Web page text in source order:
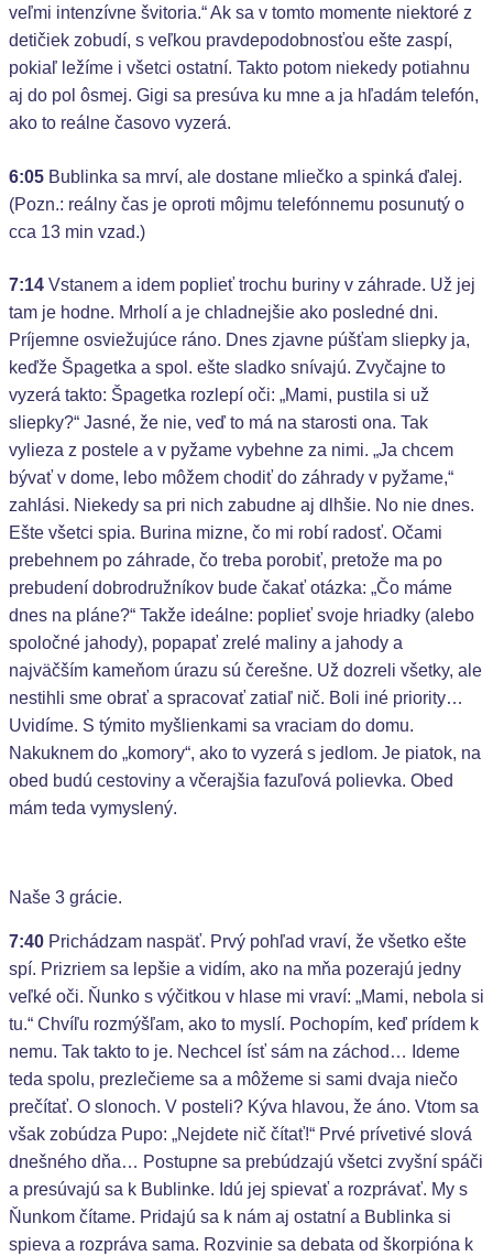
veľmi intenzívne švitoria.“ Ak sa v tomto momente niektoré z
detičiek zobudí, s veľkou pravdepodobnosťou ešte zaspí,
pokiaľ ležíme i všetci ostatní. Takto potom niekedy potiahnu
aj do pol ôsmej. Gigi sa presúva ku mne a ja hľadám telefón,
ako to reálne časovo vyzerá.
6:05 Bublinka sa mrví, ale dostane mliečko a spinká ďalej.
(Pozn.: reálny čas je oproti môjmu telefónnemu posunutý o
cca 13 min vzad.)
7:14 Vstanem a idem poplieť trochu buriny v záhrade. Už jej
tam je hodne. Mrholí a je chladnejšie ako posledné dni.
Príjemne osviežujúce ráno. Dnes zjavne púšťam sliepky ja,
keďže Špagetka a spol. ešte sladko snívajú. Zvyčajne to
vyzerá takto: Špagetka rozlepí oči: „Mami, pustila si už
sliepky?“ Jasné, že nie, veď to má na starosti ona. Tak
vylieza z postele a v pyžame vybehne za nimi. „Ja chcem
bývať v dome, lebo môžem chodiť do záhrady v pyžame,“
zahlási. Niekedy sa pri nich zabudne aj dlhšie. No nie dnes.
Ešte všetci spia. Burina mizne, čo mi robí radosť. Očami
prebehnem po záhrade, čo treba porobiť, pretože ma po
prebudení dobrodružníkov bude čakať otázka: „Čo máme
dnes na pláne?“ Takže ideálne: poplieť svoje hriadky (alebo
spoločné jahody), popapať zrelé maliny a jahody a
najväčším kameňom úrazu sú čerešne. Už dozreli všetky, ale
nestihli sme obrať a spracovať zatiaľ nič. Boli iné priority…
Uvidíme. S týmito myšlienkami sa vraciam do domu.
Nakuknem do „komory“, ako to vyzerá s jedlom. Je piatok, na
obed budú cestoviny a včerajšia fazuľová polievka. Obed
mám teda vymyslený.
Naše 3 grácie.
7:40 Prichádzam naspäť. Prvý pohľad vraví, že všetko ešte
spí. Prizriem sa lepšie a vidím, ako na mňa pozerajú jedny
veľké oči. Ňunko s výčitkou v hlase mi vraví: „Mami, nebola si
tu.“ Chvíľu rozmýšľam, ako to myslí. Pochopím, keď prídem k
nemu. Tak takto to je. Nechcel ísť sám na záchod… Ideme
teda spolu, prezlečieme sa a môžeme si sami dvaja niečo
prečítať. O slonoch. V posteli? Kýva hlavou, že áno. Vtom sa
však zobúdza Pupo: „Nejdete nič čítať!“ Prvé prívetivé slová
dnešného dňa… Postupne sa prebúdzajú všetci zvyšní spáči
a presúvajú sa k Bublinke. Idú jej spievať a rozprávať. My s
Ňunkom čítame. Pridajú sa k nám aj ostatní a Bublinka si
spieva a rozpráva sama. Rozvinie sa debata od škorpióna k